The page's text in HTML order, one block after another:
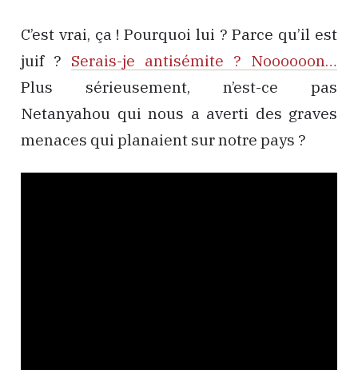
C’est vrai, ça ! Pourquoi lui ? Parce qu’il est
juif ? Serais-je antisémite ? Noooooon…
Plus sérieusement, n’est-ce pas
Netanyahou qui nous a averti des graves
menaces qui planaient sur notre pays ?